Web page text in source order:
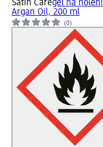
Satin Caregel na holení
Argan Oil, 200 ml
(0)